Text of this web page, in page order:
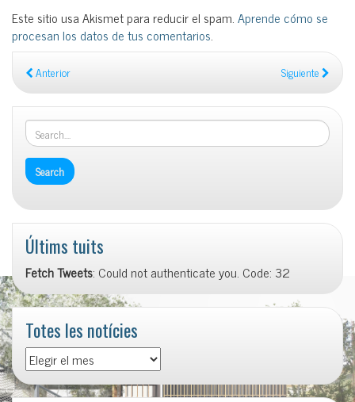
Este sitio usa Akismet para reducir el spam.Aprende cómo se
procesan los datos de tus comentarios.
Anterior Siguiente
Últims tuits
Fetch Tweets: Could not authenticate you. Code: 32
Totes les notícies
Totes
les
notícies